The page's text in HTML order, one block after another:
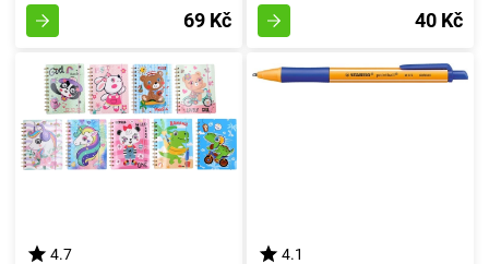
69 Kč 40 Kč
4.7
4.1